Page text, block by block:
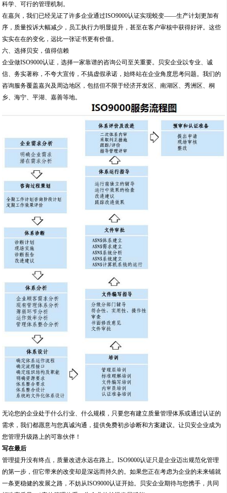
科学、可行的管理机制。
在嘉兴，我们已经见证了许多企业通过ISO9000认证实现蜕变——生产计划更加有
序，质量投诉大幅减少，员工执行力明显提升，甚至在客户审核中获得好评。这些
实实在在的变化，远比一张证书更有价值。
六、选择贝安，值得信赖
企业做ISO9000认证，选择一家靠谱的咨询公司至关重要。贝安企业以专业、诚
信、务实著称，不夸大宣传，不搞虚假承诺，始终站在企业角度思考问题。我们的
咨询服务覆盖嘉兴及周边地区，包括但不限于经济开发区、南湖区、秀洲区、桐
乡、海宁、平湖、嘉善等地。
无论您的企业处于什么行业、什么规模，只要您有建立质量管理体系或通过认证的
需求，我们都愿意与您真诚沟通，提供免费初步诊断和方案建议。让贝安企业成为
您管理升级路上的可靠伙伴！
写在最后
管理提升没有终点，质量改进永远在路上。ISO9000认证只是企业迈出规范化管理
的第一步，但它带来的改变却是深远而持久的。如果您正在考虑为企业的未来铺就
一条更稳健的发展之路，不妨从ISO9000认证开始。贝安企业期待与您携手，共同